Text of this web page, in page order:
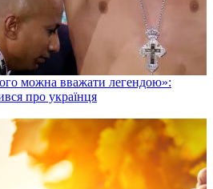
можна вважати легендою»:
про українця